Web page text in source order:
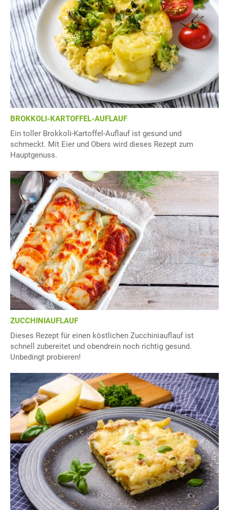
BROKKOLI-KARTOFFEL-AUFLAUF
Ein toller Brokkoli-Kartoffel-Auflauf ist gesund und
schmeckt. Mit Eier und Obers wird dieses Rezept zum
Hauptgenuss.
ZUCCHINIAUFLAUF
Dieses Rezept für einen köstlichen Zucchiniauflauf ist
schnell zubereitet und obendrein noch richtig gesund.
Unbedingt probieren!